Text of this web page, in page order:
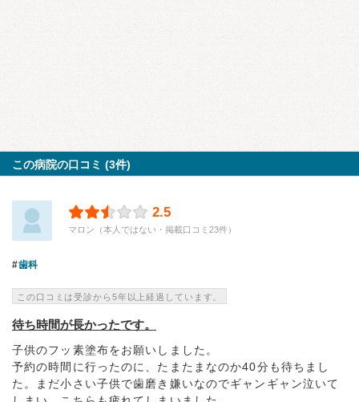
この病院の口コミ (3件)
2.5
マロン（本人ではない・掲載口コミ23件）
歯科
この口コミは受診から5年以上経過しています。
待ち時間が長かったです。
子供のフッ素塗布をお願いしました。
予約の時間に行ったのに、たまたまなのか40分も待ちまし
た。まだ小さい子供で歯磨き嫌いなのでギャンギャン泣いて